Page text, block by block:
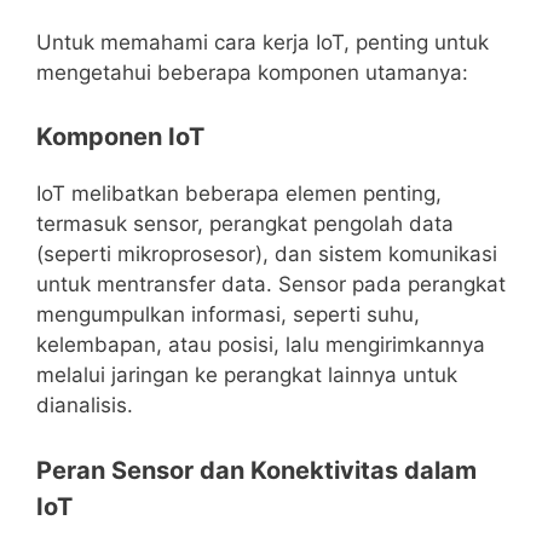
Untuk memahami cara kerja IoT, penting untuk
mengetahui beberapa komponen utamanya:
Komponen IoT
IoT melibatkan beberapa elemen penting,
termasuk sensor, perangkat pengolah data
(seperti mikroprosesor), dan sistem komunikasi
untuk mentransfer data. Sensor pada perangkat
mengumpulkan informasi, seperti suhu,
kelembapan, atau posisi, lalu mengirimkannya
melalui jaringan ke perangkat lainnya untuk
dianalisis.
Peran Sensor dan Konektivitas dalam
IoT